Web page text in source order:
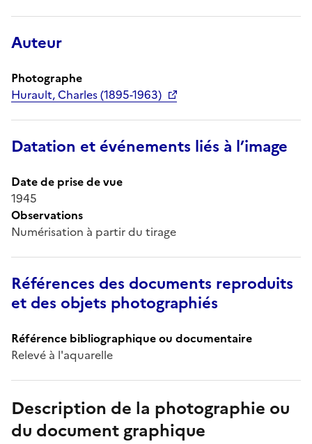
Auteur
Photographe
Hurault, Charles (1895-1963)
Datation et événements liés à l’image
Date de prise de vue
1945
Observations
Numérisation à partir du tirage
Références des documents reproduits
et des objets photographiés
Référence bibliographique ou documentaire
Relevé à l'aquarelle
Description de la photographie ou
du document graphique